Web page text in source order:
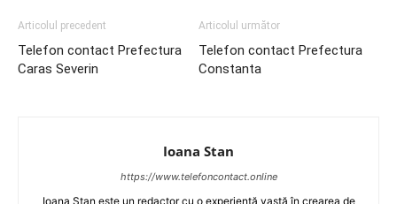
Articolul precedent
Telefon contact Prefectura
Caras Severin
Articolul următor
Telefon contact Prefectura
Constanta
Ioana Stan
https://www.telefoncontact.online
Ioana Stan este un redactor cu o experiență vastă în crearea de